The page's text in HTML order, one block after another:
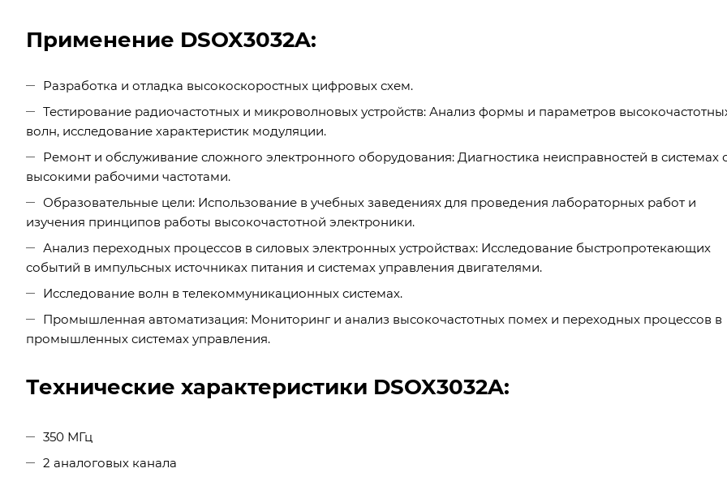
Применение DSOX3032A:
Разработка и отладка высокоскоростных цифровых схем.
Тестирование радиочастотных и микроволновых устройств: Анализ формы и параметров
волн, исследование характеристик модуляции.
Ремонт и обслуживание сложного электронного оборудования: Диагностика неисправностей в системах
высокими рабочими частотами.
Образовательные цели: Использование в учебных заведениях для проведения лабораторных работ и
изучения принципов работы высокочастотной электроники.
Анализ переходных процессов в силовых электронных устройствах: Исследование быстропротекающих
событий в импульсных источниках питания и системах управления двигателями.
Исследование волн в телекоммуникационных системах.
Промышленная автоматизация: Мониторинг и анализ высокочастотных помех и переходных процессов в
промышленных системах управления.
Технические характеристики DSOX3032A:
350 МГц
2 аналоговых канала